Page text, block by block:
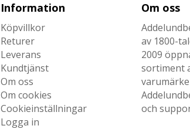
Information
Köpvillkor
Returer
Leverans
Kundtjänst
Om oss
Om cookies
Cookieinställningar
Logga in
Om oss
av 1800-
2009
sortiment
och